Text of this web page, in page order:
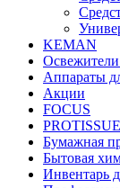
KEMAN
Освежители
Аппараты
Акции
FOCUS
PROTISSUE
Бумажная
Бытовая
Инвентарь